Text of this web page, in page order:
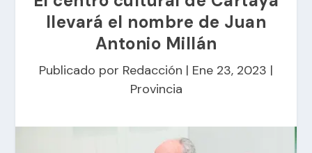
llevará el nombre de Juan
Antonio Millán
Publicado por Redacción | Ene 23, 2023 |
Provincia